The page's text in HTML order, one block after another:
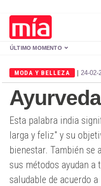
ÚLTIMO MOMENTO
MODA Y BELLEZA | 24-02-
Esta palabra india
larga y feliz" y su
bienestar. También se
sus métodos ayudan
saludable de acuerdo